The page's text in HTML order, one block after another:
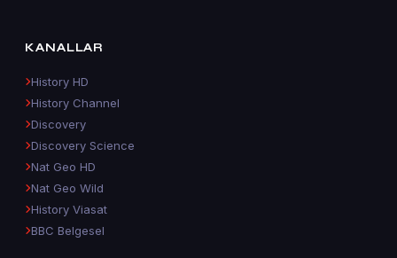
KANALLAR
History HD
History Channel
Discovery
Discovery Science
Nat Geo HD
Nat Geo Wild
History Viasat
BBC Belgesel